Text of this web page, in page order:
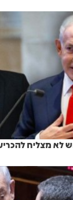
לא מצליח